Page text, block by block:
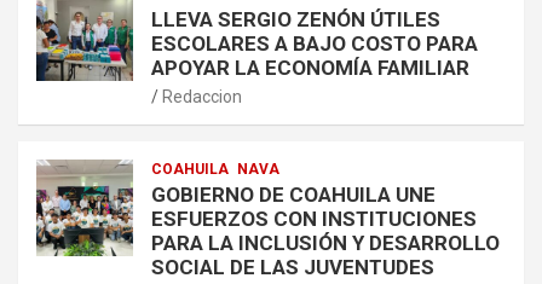
LLEVA SERGIO ZENÓN ÚTILES
ESCOLARES A BAJO COSTO PARA
APOYAR LA ECONOMÍA FAMILIAR
Redaccion
COAHUILA NAVA
GOBIERNO DE COAHUILA UNE
ESFUERZOS CON INSTITUCIONES
PARA LA INCLUSIÓN Y DESARROLLO
SOCIAL DE LAS JUVENTUDES